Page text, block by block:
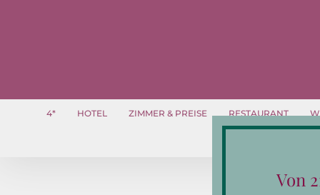
4* HOTEL ZIMMER & PREISE RESTAURANT
Von